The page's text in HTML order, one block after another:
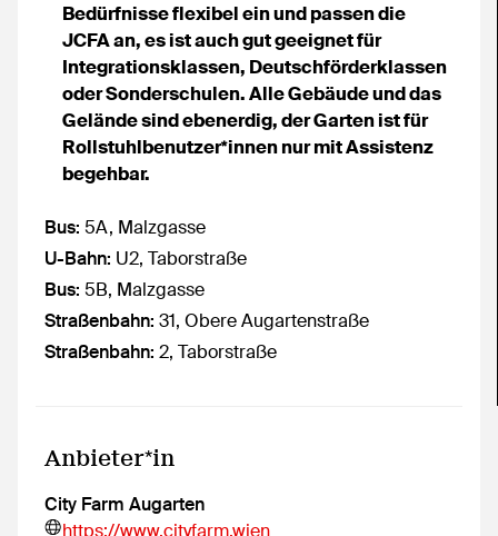
Bedürfnisse flexibel ein und passen die
JCFA an, es ist auch gut geeignet für
Integrationsklassen, Deutschförderklassen
oder Sonderschulen. Alle Gebäude und das
Gelände sind ebenerdig, der Garten ist für
Rollstuhlbenutzer*innen nur mit Assistenz
begehbar.
Erreichbar mit den öffentlichen Verkehrsmitteln
Bus: 5A, Malzgasse
U-Bahn: U2, Taborstraße
Bus: 5B, Malzgasse
Straßenbahn: 31, Obere Augartenstraße
Straßenbahn: 2, Taborstraße
Anbieter*in
City Farm Augarten
https://www.cityfarm.wien